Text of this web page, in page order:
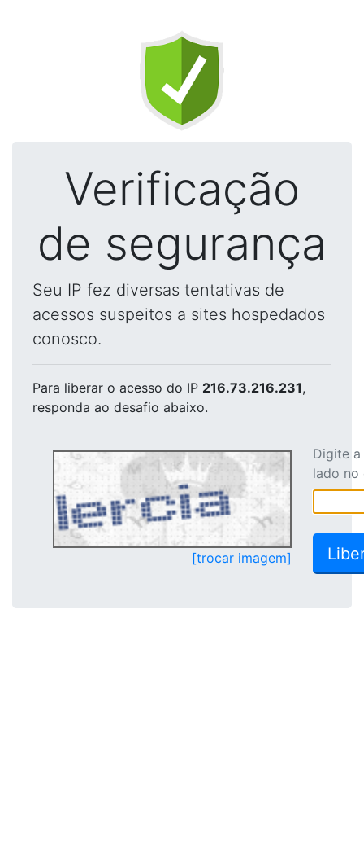
Verificação
de segurança
Seu IP fez diversas tentativas de
acessos suspeitos a sites hospedados
conosco.
Para liberar o acesso do IP 216.73.216.231,
responda ao desafio abaixo.
[trocar imagem]
Digite
lado no